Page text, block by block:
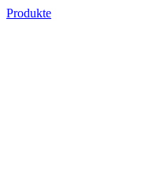
Produkte